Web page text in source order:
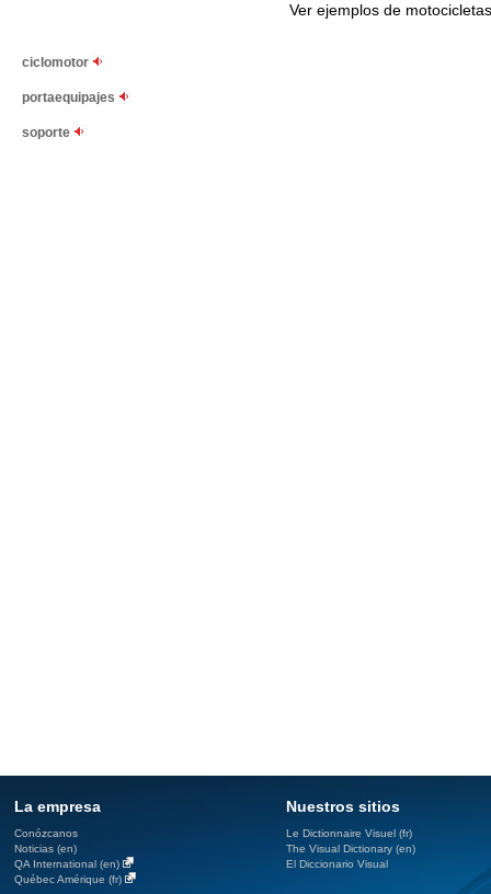
Ver ejemplos de
ciclomotor
portaequipajes
soporte
La empresa
Conózcanos
Noticias (en)
QA International (en)
Québec Amérique (fr)
Nuestros sitios
Le Dictionnaire Visuel (fr)
The Visual Dictionary (en)
El Diccionario Visual